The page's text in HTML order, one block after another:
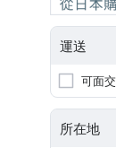
運送
可面交
所在地